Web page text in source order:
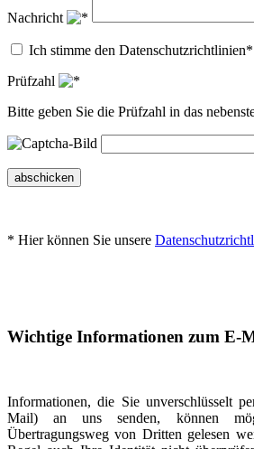
Nachricht
Ich stimme den
Prüfzahl
Bitte geben Sie die Prüfzahl in das
abschicken
* Hier können Sie unsere
Wichtige Informationen zum E-
Informationen, die Sie unverschlüsselt
Mail) an uns senden, können
Übertragungsweg von Dritten gelesen